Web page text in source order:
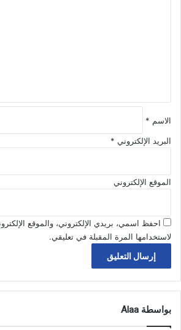
الاسم *
البريد الإلكتروني *
الموقع الإلكتروني
احفظ اسمي، بريدي الإلكتروني، والموقع
لاستخدامها المرة المقبلة في تعليقي.
بواسطة Alaa